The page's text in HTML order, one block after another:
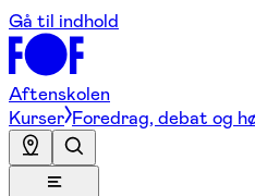
Gå til indhold
Aftenskolen
Kurser Foredrag, debat og